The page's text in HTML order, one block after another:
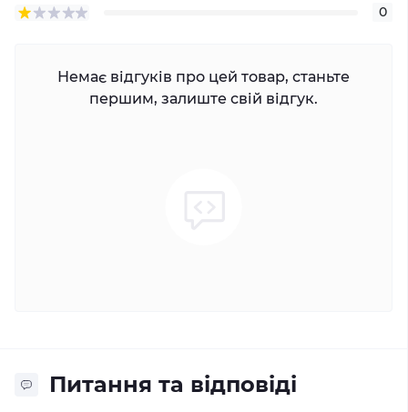
0
Немає відгуків про цей товар, станьте
першим, залиште свій відгук.
Питання та відповіді